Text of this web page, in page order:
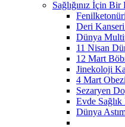
Sağlığınız İçin
Deri Kanseri
Dünya
11 Nisan
12 Mart
Jinekoloji
4 Mart
Sezaryen
Evde
Dünya